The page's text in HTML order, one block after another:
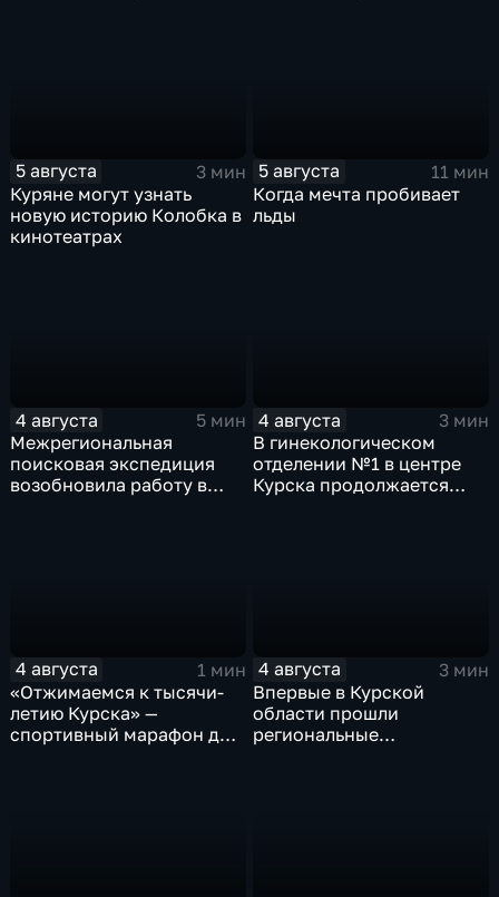
5 августа
3 мин
Куряне могут узнать
новую историю Колобка в
кинотеатрах
5 августа
11 мин
Когда мечта пробивает
льды
4 августа
5 мин
Межрегиональная
поисковая экспедиция
возобновила работу в
4 августа
3 мин
В гинекологическом
отделении №1 в центре
Курска продолжается
4 августа
1 мин
«Отжимаемся к тысячи-
летию Курска» —
спортивный марафон для
4 августа
3 мин
Впервые в Курской
области прошли
региональные